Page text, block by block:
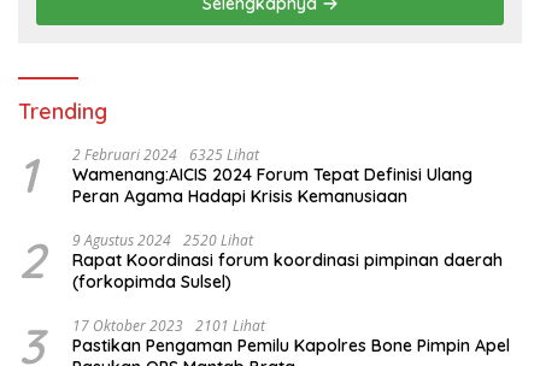
Trending
1 2 Februari 2024 6325 Lihat
Wamenang:AICIS 2024 Forum Tepat Definisi Ulang
Peran Agama Hadapi Krisis Kemanusiaan
2 9 Agustus 2024 2520 Lihat
Rapat Koordinasi forum koordinasi pimpinan daerah
(forkopimda Sulsel)
3 17 Oktober 2023 2101 Lihat
Pastikan Pengaman Pemilu Kapolres Bone Pimpin Apel